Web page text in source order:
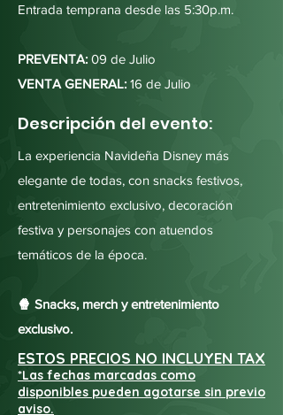
Entrada temprana desde las 5:30p.m.
PREVENTA: 09 de Julio
VENTA GENERAL: 16 de Julio
Descripción del evento:
La experiencia Navideña Disney más
elegante de todas, con snacks festivos,
entretenimiento exclusivo, decoración
festiva y personajes con atuendos
temáticos de la época.
🍿 Snacks, merch y entretenimiento
exclusivo.
ESTOS PRECIOS NO INCLUYEN TAX
*Las fechas marcadas como
disponibles pueden agotarse sin previo
aviso.